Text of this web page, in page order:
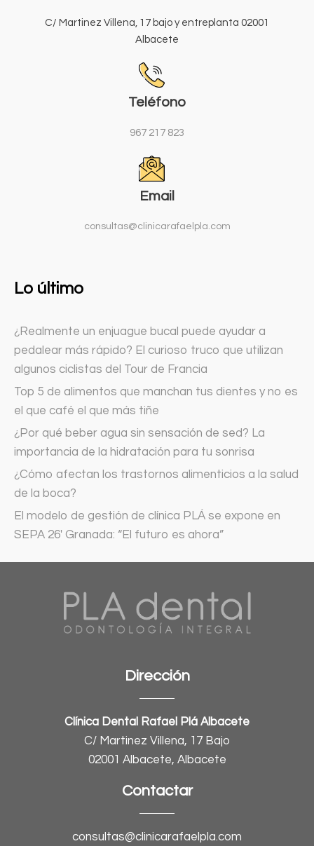
C/ Martinez Villena, 17 bajo y entreplanta 02001
Albacete
Teléfono
967 217 823
Email
consultas@clinicarafaelpla.com
Lo último
¿Realmente un enjuague bucal puede ayudar a
pedalear más rápido? El curioso truco que utilizan
algunos ciclistas del Tour de Francia
Top 5 de alimentos que manchan tus dientes y no es
el que café el que más tiñe
¿Por qué beber agua sin sensación de sed? La
importancia de la hidratación para tu sonrisa
¿Cómo afectan los trastornos alimenticios a la salud
de la boca?
El modelo de gestión de clínica PLÁ se expone en
SEPA 26′ Granada: “El futuro es ahora”
Dirección
Clínica Dental Rafael Plá Albacete
C/ Martinez Villena, 17 Bajo
02001 Albacete, Albacete
Contactar
consultas@clinicarafaelpla.com